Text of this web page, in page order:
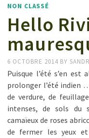
NON CLASSÉ
Hello
6 OCTOBRE 2014 BY
Puisque l’été s’en
prolonger l’été indien
de verdure, de
intenses, de sols du
camaïeux de roses
de fermer les yeux et